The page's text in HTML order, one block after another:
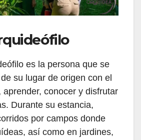
es la persona que se
su lugar de origen con el
aprender, conocer y disfrutar
Durante su estancia,
por campos donde
así como en jardines,